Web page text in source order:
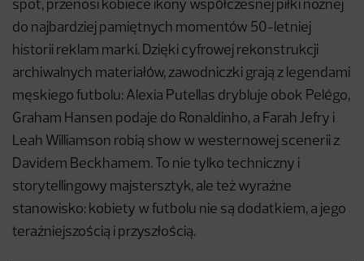
spot, przenosi kobiece ikony współczesnej piłki nożnej
do najbardziej pamiętnych momentów 50-letniej
historii reklam marki. Dzięki cyfrowej rekonstrukcji
archiwalnych materiałów, zawodniczki grają z legendami
męskiego futbolu: Alexia Putellas drybluje obok Pelégo,
Graham Hansen podaje do Ronaldinho, a Farah Jefry i
Leah Williamson robią show w westernowej scenerii z
Davidem Beckhamem. To nie tylko techniczny i
storytellingowy majstersztyk, ale też wyraźne
stanowisko: kobiety w futbolu nie są dodatkiem, a jego
teraźniejszością i przyszłością.